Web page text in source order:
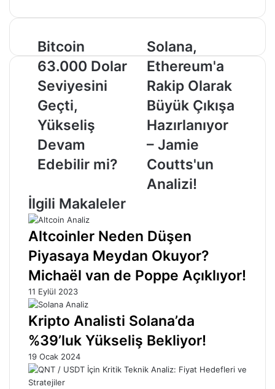
Bitcoin
63.000
Dolar
Seviyesini
Geçti,
Yükseliş
Devam
Edebilir
mi?
Bitcoin
63.000 Dolar
Seviyesini
Geçti,
Yükseliş
Devam
Edebilir mi?
Solana,
Ethereum'a
Rakip
Olarak
Büyük
Çıkışa
Hazırlanıyor
–
Jamie
Coutts'un
Analizi!
Solana,
Ethereum'a
Rakip Olarak
Büyük Çıkışa
Hazırlanıyor
– Jamie
Coutts'un
Analizi!
İlgili Makaleler
Altcoinler Neden Düşen
Piyasaya Meydan Okuyor?
Michaël van de Poppe Açıklıyor!
11 Eylül 2023
Kripto Analisti Solana’da
%39’luk Yükseliş Bekliyor!
19 Ocak 2024